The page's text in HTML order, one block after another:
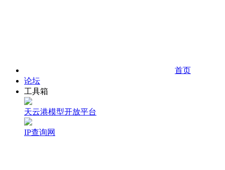
首页
论坛
工具箱
天云港模型开放平台
IP查询网